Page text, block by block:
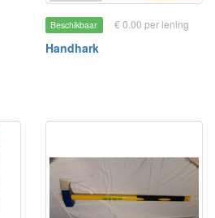
Beschikbaar € 0.00 per lening
Handhark